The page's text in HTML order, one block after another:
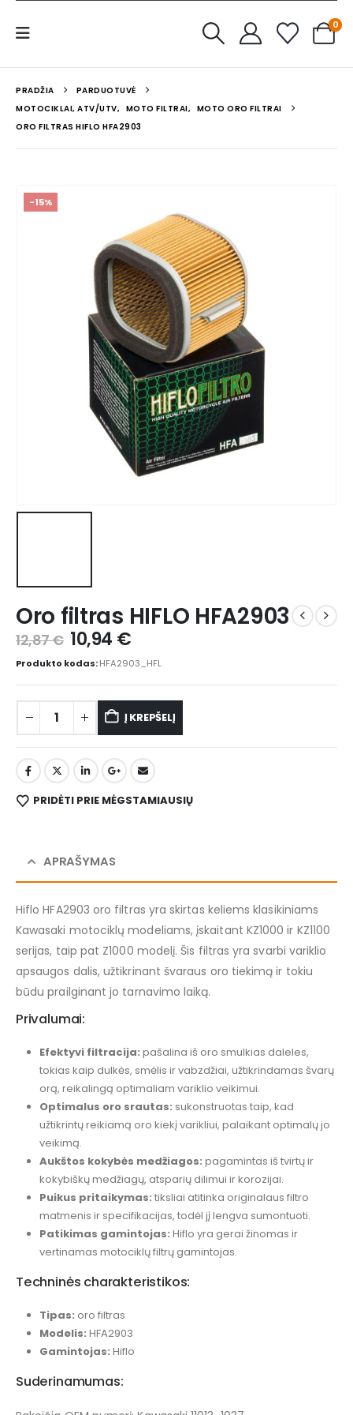
0
PRADŽIA
PARDUOTUVĖ
MOTOCIKLAI, ATV/UTV, MOTO FILTRAI, MOTO ORO FILTRAI
ORO FILTRAS HIFLO HFA2903
-15%
Oro filtras HIFLO HFA2903
12,87€ 10,94 €
Produkto kodas:HFA2903_HFL
Į KREPŠELĮ
PRIDĖTI PRIE MĖGSTAMIAUSIŲ
APRAŠYMAS
Hiflo HFA2903 oro filtras yra skirtas keliems klasikiniams
Kawasaki motociklų modeliams, įskaitant KZ1000 ir KZ1100
serijas, taip pat Z1000 modelį. Šis filtras yra svarbi variklio
apsaugos dalis, užtikrinant švaraus oro tiekimą ir tokiu
būdu prailginant jo tarnavimo laiką.
Privalumai:
Efektyvi filtracija: pašalina iš oro smulkias daleles,
tokias kaip dulkės, smėlis ir vabzdžiai, užtikrindamas švarų
orą, reikalingą optimaliam variklio veikimui.
Optimalus oro srautas: sukonstruotas taip, kad
užtikrintų reikiamą oro kiekį varikliui, palaikant optimalų jo
veikimą.
Aukštos kokybės medžiagos: pagamintas iš tvirtų ir
kokybiškų medžiagų, atsparių dilimui ir korozijai.
Puikus pritaikymas: tiksliai atitinka originalaus filtro
matmenis ir specifikacijas, todėl jį lengva sumontuoti.
Patikimas gamintojas: Hiflo yra gerai žinomas ir
vertinamas motociklų filtrų gamintojas.
Techninės charakteristikos:
Tipas: oro filtras
Modelis: HFA2903
Gamintojas: Hiflo
Suderinamumas: